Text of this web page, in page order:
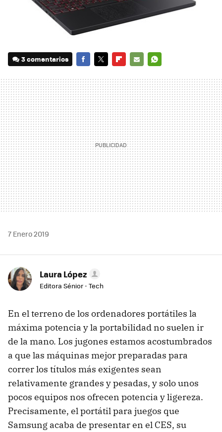
3 comentarios
MAIL
7 Enero 2019
Laura López
Editora Sénior - Tech
En el terreno de los ordenadores portátiles la
máxima potencia y la portabilidad no suelen ir
de la mano. Los jugones estamos acostumbrados
a que las máquinas mejor preparadas para
correr los títulos más exigentes sean
relativamente grandes y pesadas, y solo unos
pocos equipos nos ofrecen potencia y ligereza.
Precisamente, el portátil para juegos que
Samsung acaba de presentar en el CES, su